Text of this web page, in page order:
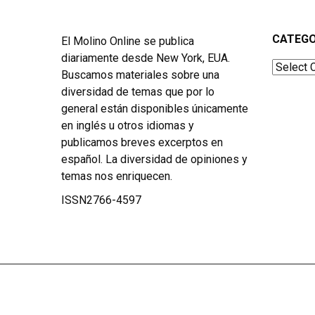
El Molino Online se publica
diariamente desde New York, EUA.
Buscamos materiales sobre una
diversidad de temas que por lo
general están disponibles únicamente
en inglés u otros idiomas y
publicamos breves excerptos en
español. La diversidad de opiniones y
temas nos enriquecen.
ISSN2766-4597